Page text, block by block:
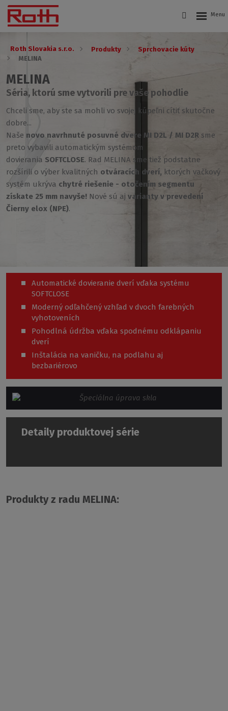
Roth Slovakia s.r.o. Produkty
Sprchovacie kúty
MELINA
MELINA
Séria, ktorú sme vytvorili pre vaše pohodlie
Chceli sme, aby ste sa mohli vo svojej kúpeľni cítiť skutočne
dobre...
Naše novo navrhnuté posuvné dvere MI D2L / MI D2R sme
preto vybavili automatickým systémom
dovierania SOFTCLOSE. Rad MELINA sme tiež podstatne
rozšírili o výber kvalitných otváracích dverí, ktorých vačkový
systém ukrýva chytré riešenie - otočením segmentu
získate 25 mm navyše! Nové sú aj varianty v prevedení
Čierny elox (NPE).
Automatické dovieranie dverí vďaka systému
SOFTCLOSE
Moderný odľahčený vzhľad v dvoch farebných
vyhotoveních
Pohodlná údržba vďaka spodnému odklápaniu
dverí
Inštalácia na vaničku, na podlahu aj
bezbariérovo
Detaily produktovej série
Produkty z radu MELINA: